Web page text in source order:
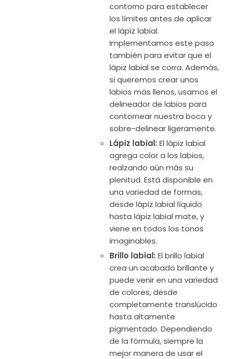
contorno para establecer
los límites antes de aplicar
el lápiz labial.
Implementamos este paso
también para evitar que el
lápiz labial se corra. Además,
si queremos crear unos
labios más llenos, usamos el
delineador de labios para
contornear nuestra boca y
sobre-delinear ligeramente.
Lápiz labial: El lápiz labial
agrega color a los labios,
realzando aún más su
plenitud. Está disponible en
una variedad de formas,
desde lápiz labial líquido
hasta lápiz labial mate, y
viene en todos los tonos
imaginables.
Brillo labial: El brillo labial
crea un acabado brillante y
puede venir en una variedad
de colores, desde
completamente translúcido
hasta altamente
pigmentado. Dependiendo
de la fórmula, siempre la
mejor manera de usar el